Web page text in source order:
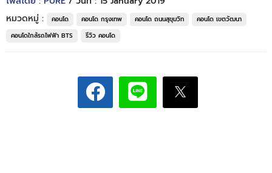
หมวดหมู่ :
คอนโด คอนโด กรุงเทพ คอนโด ถนนสุขุมวิท
คอนโด เขตวัฒนา
คอนโดใกล้รถไฟฟ้า BTS
รีวิว คอนโด